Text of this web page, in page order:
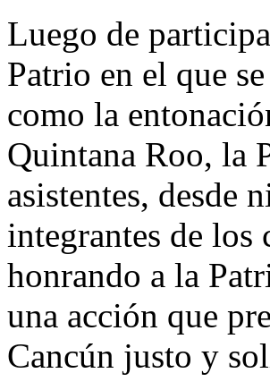
Luego de
Patrio en el que
como la
Quintana Roo, la
asistentes, desde
integrantes de los
honrando a la
una acción que
Cancún justo y